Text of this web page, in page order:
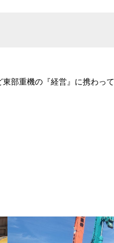
部重機の『経営』に携わって